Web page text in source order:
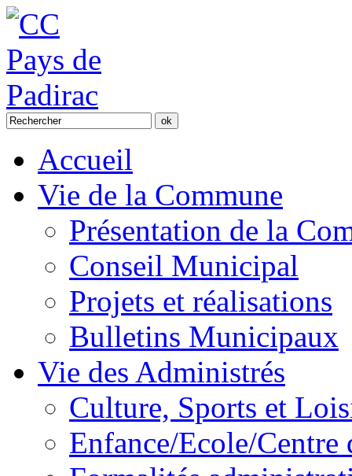
Accueil
Vie de la Commune
Présentation de la
Conseil Municipal
Projets et réalisations
Bulletins Municipaux
Vie des Administrés
Culture, Sports et
Enfance/Ecole/Centre